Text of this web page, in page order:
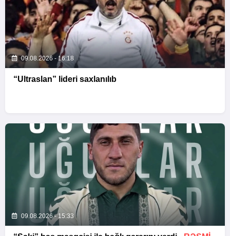
09.08.2026 - 16:18
“Ultraslan” lideri saxlanılıb
09.08.2026 - 15:33